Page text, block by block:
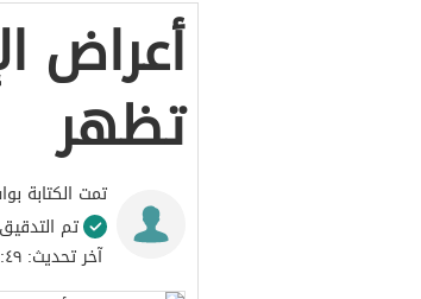
أعراض
تظهر
تمت الكتابة
تم
آخر تحديث: ١٤:٤٩ ، ٢٨